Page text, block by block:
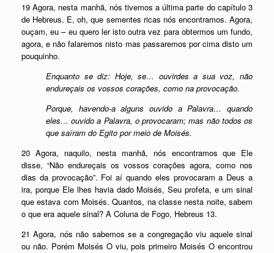
19 Agora, nesta manhã, nós tivemos a última parte do capítulo 3
de Hebreus. E, oh, que sementes ricas nós encontramos. Agora,
ouçam, eu – eu quero ler isto outra vez para obtermos um fundo,
agora, e não falaremos nisto mas passaremos por cima disto um
pouquinho.
Enquanto se diz: Hoje, se… ouvirdes a sua voz, não
endureçais os vossos corações, como na provocação.
Porque, havendo-a alguns ouvido a Palavra… quando
eles… ouvido a Palavra, o provocaram; mas não todos os
que saíram do Egito por meio de Moisés.
20 Agora, naquilo, nesta manhã, nós encontramos que Ele
disse, “Não endureçais os vossos corações agora, como nos
dias da provocação”. Foi aí quando eles provocaram a Deus a
ira, porque Ele lhes havia dado Moisés, Seu profeta, e um sinal
que estava com Moisés. Quantos, na classe nesta noite, sabem
o que era aquele sinal? A Coluna de Fogo, Hebreus 13.
21 Agora, nós não sabemos se a congregação viu aquele sinal
ou não. Porém Moisés O viu, pois primeiro Moisés O encontrou